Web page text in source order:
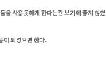
을 사용못하게 한다는건 보기에 좋지 않았
되었으면 한다.